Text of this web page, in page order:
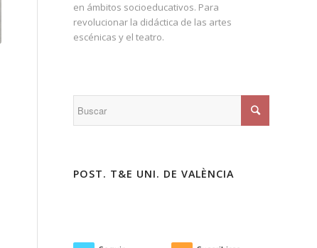
en ámbitos socioeducativos. Para
revolucionar la didáctica de las artes
escénicas y el teatro.
POST. T&E UNI. DE VALÈNCIA